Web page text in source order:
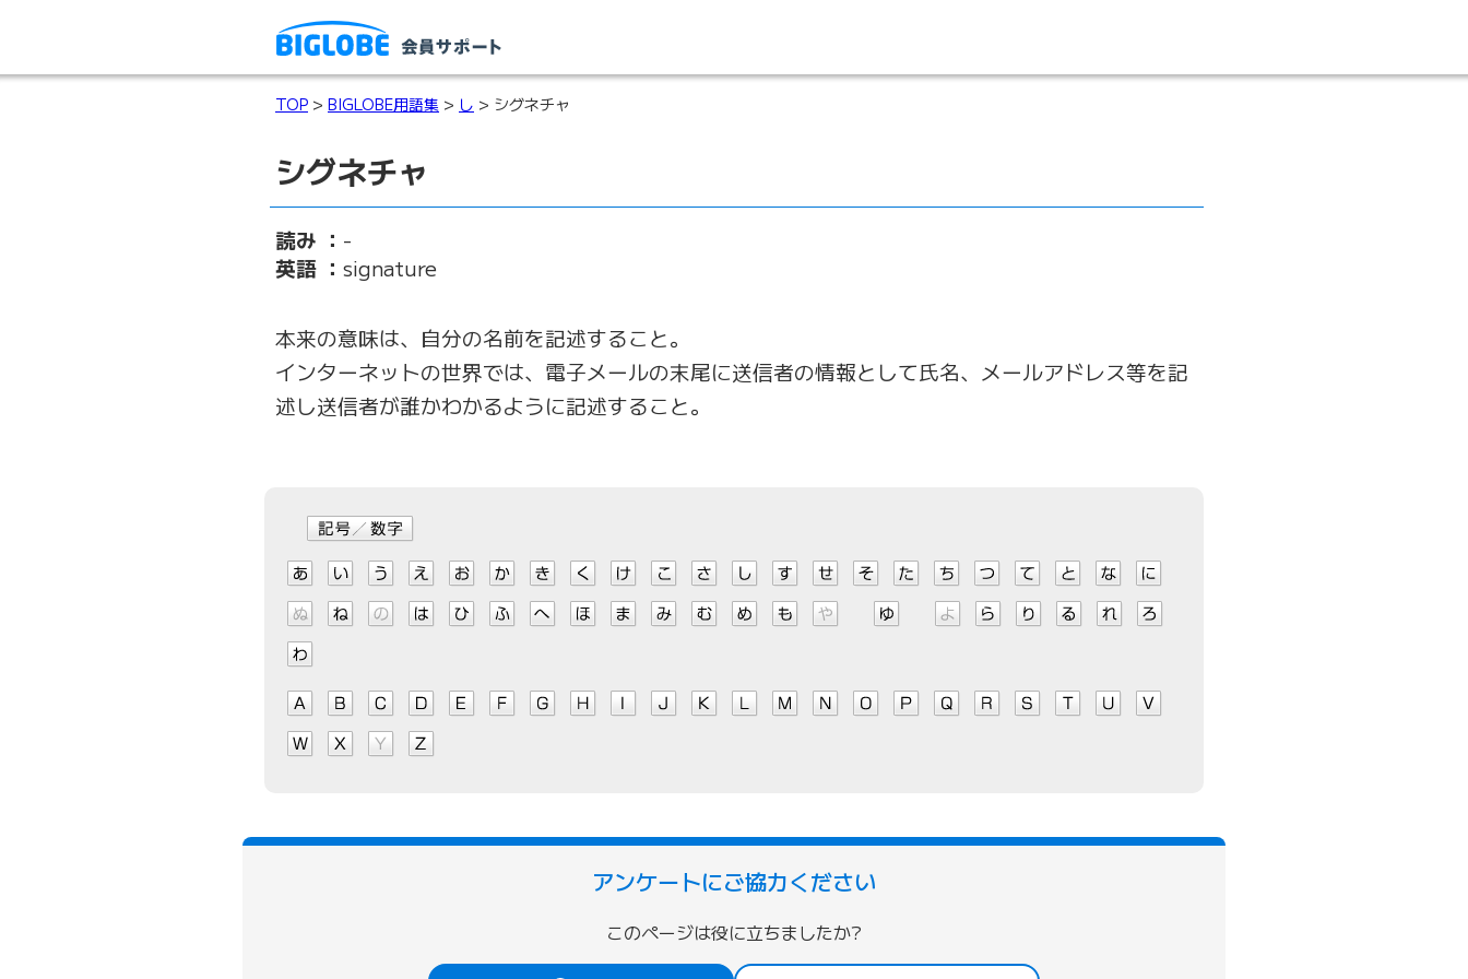
TOP > BIGLOBE用語集 > し > シグネチャ
シグネチャ
読み ： -
英語 ： signature
本来の意味は、自分の名前を記述すること。
インターネットの世界では、電子メールの末尾に送信者の情報として氏名、メールアドレス等を記
述し送信者が誰かわかるように記述すること。
アンケートにご協力ください
このページは役に立ちましたか?